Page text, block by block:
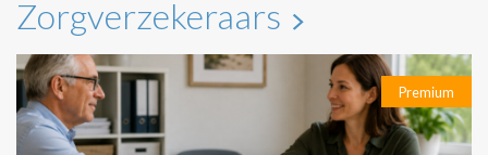
Zorgverzekeraars
Premium